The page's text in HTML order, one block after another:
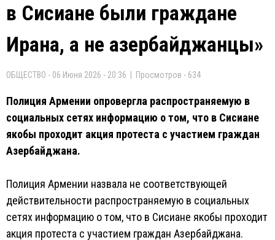
в Сисиане были граждане
Ирана, а не азербайджанцы»
ОБЩЕСТВО - 06 Июня 2026 - 20:36 | Просмотров - 634
Полиция Армении опровергла распространяемую в
социальных сетях информацию о том, что в Сисиане
якобы проходит акция протеста с участием граждан
Азербайджана.
Полиция Армении назвала не соответствующей
действительности распространяемую в социальных
сетях информацию о том, что в Сисиане якобы проходит
акция протеста с участием граждан Азербайджана.